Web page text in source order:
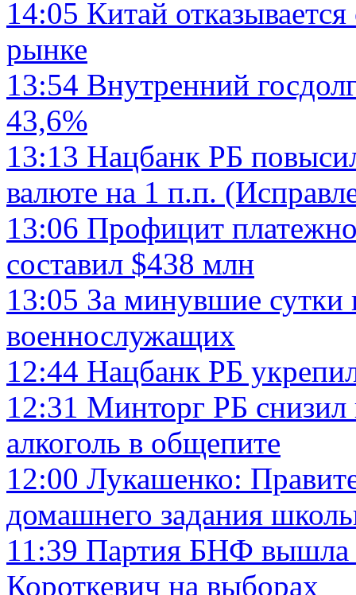
14:05 Китай
рынке
13:54 Внутренний
43,6%
13:13 Нацбанк РБ
валюте на 1 п.п.
13:06 Профицит
составил $438 млн
13:05 За минувшие
военнослужащих
12:44 Нацбанк РБ
12:31 Минторг РБ снизил
алкоголь в общепите
12:00 Лукашенко:
домашнего задания
11:39 Партия БНФ вышла
Короткевич на выборах